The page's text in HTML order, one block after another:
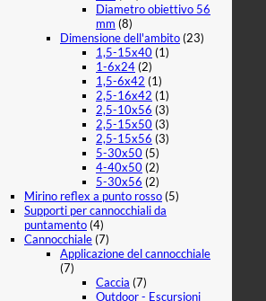
Diametro obiettivo 56
mm (8)
Dimensione dell'ambito(23)
1,5-15x40(1)
1-6x24(2)
1,5-6x42 (1)
2,5-16x42 (1)
2,5-10x56 (3)
2,5-15x50(3)
2,5-15x56 (3)
5-30x50(5)
4-40x50(2)
5-30x56 (2)
Mirino reflex a punto rosso(5)
Supporti per cannocchiali da
puntamento(4)
Cannocchiale(7)
Applicazione del cannocchiale
(7)
Caccia (7)
Outdoor - Escursioni